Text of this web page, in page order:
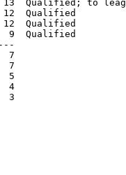
Qualified; to
Qualified
Qualified
9  Qualified
7
7
5
4
3